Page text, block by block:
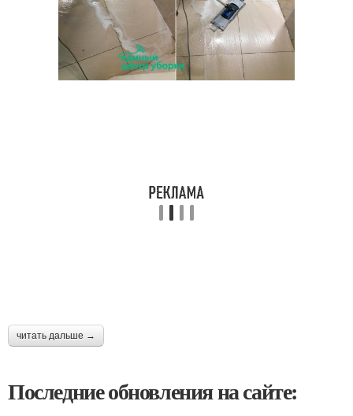
читать дальше →
Последние обновления на сайте: